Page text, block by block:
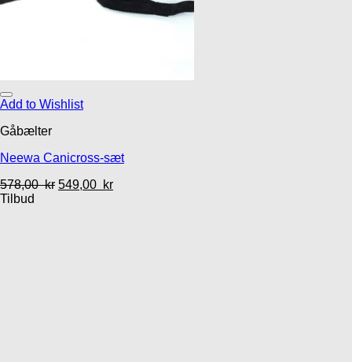
Add to Wishlist
Gåbælter
Neewa Canicross-sæt
578,00kr 549,00 kr
Tilbud